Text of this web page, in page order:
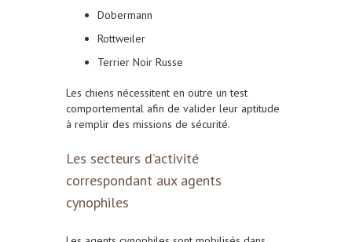
Dobermann
Rottweiler
Terrier Noir Russe
Les chiens nécessitent en outre un test
comportemental afin de valider leur aptitude
à remplir des missions de sécurité.
Les secteurs d’activité
correspondant aux agents
cynophiles